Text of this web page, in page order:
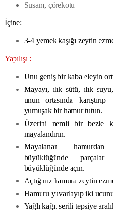
Susam, çörekotu
İçine:
3-4 yemek kaşığı zeytin
Yapılışı :
Unu geniş bir kaba eleyin
Mayayı, ılık sütü, ılık
unun ortasında
yumuşak bir hamur tutun.
Üzerini nemli bir bezle
mayalandırın.
Mayalanan
büyüklüğünde
büyüklüğünde açın.
Açtığınız hamura zeytin
Hamuru yuvarlayıp iki
Yağlı kağıt serili tepsiye